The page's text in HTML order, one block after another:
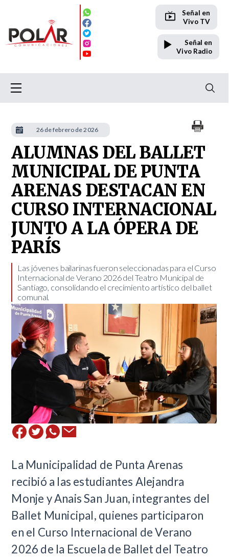
Señal en
Vivo TV
Señal en
Vivo Radio
ALUMNAS DEL BALLET
MUNICIPAL DE PUNTA
ARENAS DESTACAN EN
CURSO INTERNACIONAL
JUNTO A LA ÓPERA DE
PARÍS
​Las jóvenes bailarinas fueron seleccionadas para el Curso
Internacional de Verano 2026 del Teatro Municipal de
Santiago, consolidando el crecimiento artístico del ballet
comunal.
La Municipalidad de Punta Arenas
recibió a las estudiantes Alejandra
Monje y Anais San Juan, integrantes del
Ballet Municipal, quienes participaron
en el Curso Internacional de Verano
2026 de la Escuela de Ballet del Teatro
26 de febrero de 2026